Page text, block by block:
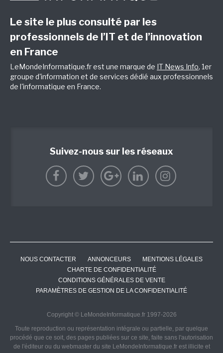
Le site le plus consulté par les
professionnels de l’IT et de l’innovation
en France
LeMondeInformatique.fr est une marque de IT News Info, 1er
groupe d'information et de services dédié aux professionnels
de l'informatique en France.
Suivez-nous sur les réseaux
NOUS CONTACTER ANNONCEURS
MENTIONS LÉGALES
CHARTE DE CONFIDENTIALITÉ
CONDITIONS GÉNÉRALES DE VENTE
PARAMÈTRES DE GESTION DE LA CONFIDENTIALITÉ
Copyright © LeMondeInformatique.fr 1997-2026
Toute reproduction ou représentation intégrale ou partielle, par quelque
procédé que ce soit, des pages publiées sur ce site, faite sans l'autorisation
de l'éditeur ou du webmaster du site LeMondeInformatique.fr est illicite et